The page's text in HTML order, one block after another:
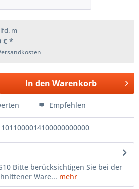
lfd. m
€ *
In den Warenkorb
Empfehlen
1011000014100000000000
Bitte berücksichtigen Sie bei der
Ware... mehr